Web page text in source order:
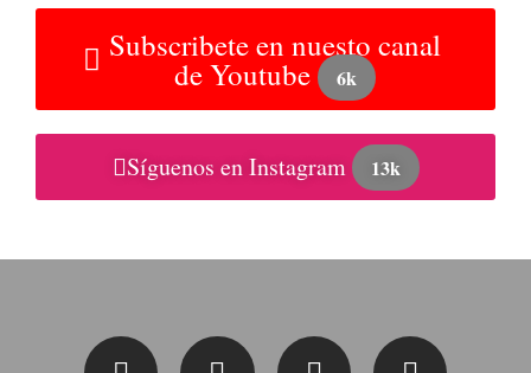
Subscribete en nuesto canal
de Youtube 6k
Síguenos en Instagram 13k